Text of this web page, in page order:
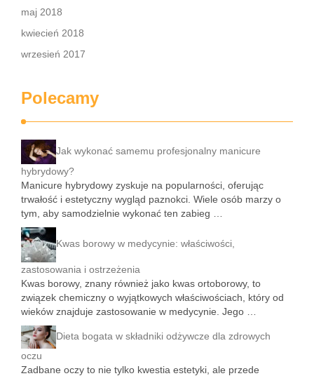
maj 2018
kwiecień 2018
wrzesień 2017
Polecamy
Jak wykonać samemu profesjonalny manicure
hybrydowy?
Manicure hybrydowy zyskuje na popularności, oferując
trwałość i estetyczny wygląd paznokci. Wiele osób marzy o
tym, aby samodzielnie wykonać ten zabieg …
Kwas borowy w medycynie: właściwości,
zastosowania i ostrzeżenia
Kwas borowy, znany również jako kwas ortoborowy, to
związek chemiczny o wyjątkowych właściwościach, który od
wieków znajduje zastosowanie w medycynie. Jego …
Dieta bogata w składniki odżywcze dla zdrowych
oczu
Zadbane oczy to nie tylko kwestia estetyki, ale przede